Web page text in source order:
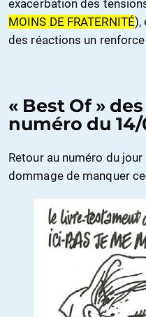
exacerbation des
MOINS DE FRATERNITÉ),
des réactions un
« Best Of »
numéro du 14/
Retour au numéro du
dommage de manquer